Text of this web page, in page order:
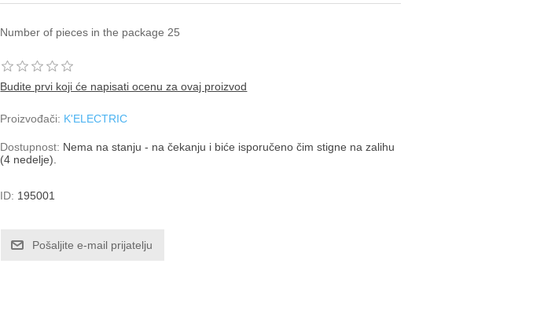
Number of pieces in the package 25
Budite prvi koji će napisati ocenu za ovaj proizvod
Proizvođači: K'ELECTRIC
Dostupnost: Nema na stanju - na čekanju i biće isporučeno čim stigne na zalihu
(4 nedelje).
ID: 195001